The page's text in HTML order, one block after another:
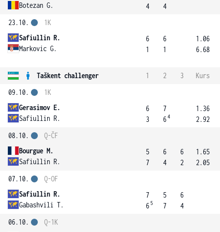
Botezan G.
4
4
23.10.
Safiullin R.
Markovic G.
1K
6
1
6
1
1.06
6.68
Taškent challenger 1 2 3
Kurs
09.10.
Gerasimov E.
Safiullin R.
1K
6
3
7
64
1.36
2.92
08.10.
Bourgue M.
Safiullin R.
Q-ČF
5
7
6
4
6
2
1.65
2.05
07.10.
Safiullin R.
Gabashvili T.
Q-OF
7
6 5
5
7
6
4
06.10.
Q-1K